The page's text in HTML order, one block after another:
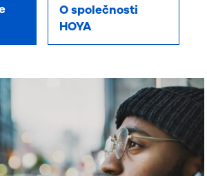
O společnosti
HOYA